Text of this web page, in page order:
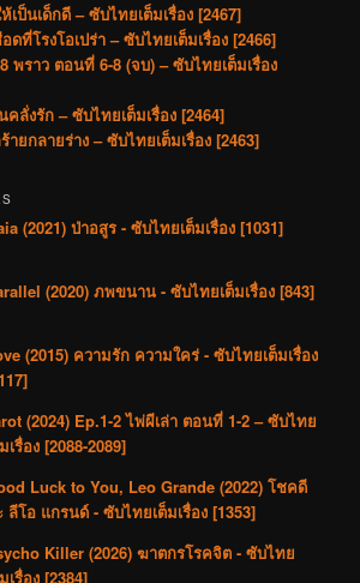
เป็นเด็กดี – ซับไทยเต็มเรื่อง [2467]
ดที่โรงโอเปร่า – ซับไทยเต็มเรื่อง [2466]
พราว ตอนที่ 6-8 (จบ) – ซับไทยเต็มเรื่อง
ลั่งรัก – ซับไทยเต็มเรื่อง [2464]
ายกลายร่าง – ซับไทยเต็มเรื่อง [2463]
(2021) ป่าอสูร - ซับไทยเต็มเรื่อง [1031]
(2020) ภพขนาน - ซับไทยเต็มเรื่อง [843]
(2015) ความรัก ความใคร่ - ซับไทยเต็มเรื่อง
(2024) Ep.1-2 ไพ่ผีเล่า ตอนที่ 1-2 – ซับไทย
เรื่อง [2088-2089]
Luck to You, Leo Grande (2022) โชคดี
ลีโอ แกรนด์ - ซับไทยเต็มเรื่อง [1353]
Killer (2026) ฆาตกรโรคจิต - ซับไทย
เรื่อง [2384]